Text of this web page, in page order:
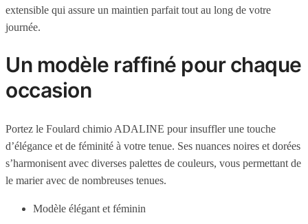
extensible qui assure un maintien parfait tout au long de votre
journée.
Un modèle raffiné pour chaque
occasion
Portez le Foulard chimio ADALINE pour insuffler une touche
d’élégance et de féminité à votre tenue. Ses nuances noires et dorées
s’harmonisent avec diverses palettes de couleurs, vous permettant de
le marier avec de nombreuses tenues.
Modèle élégant et féminin